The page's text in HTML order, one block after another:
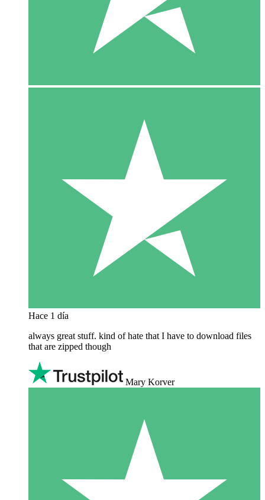
Hace 1 día
always great stuff. kind of hate that I have to download files
that are zipped though
Mary Korver